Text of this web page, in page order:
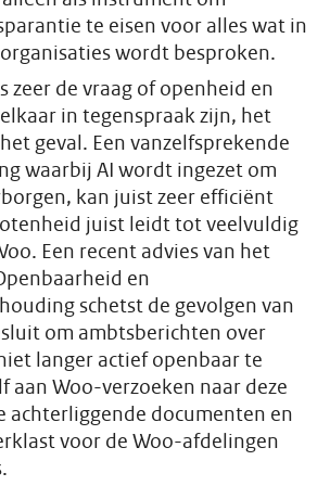
te eisen voor alles wat in
wordt besproken.
zeer de vraag of openheid en
in tegenspraak zijn, het
geval. Een vanzelfsprekende
waarbij AI wordt ingezet om
kan juist zeer efficiënt
juist leidt tot veelvuldig
Een recent advies van het
en
schetst de gevolgen van
om ambtsberichten over
langer actief openbaar te
aan Woo-verzoeken naar deze
achterliggende documenten en
voor de Woo-afdelingen